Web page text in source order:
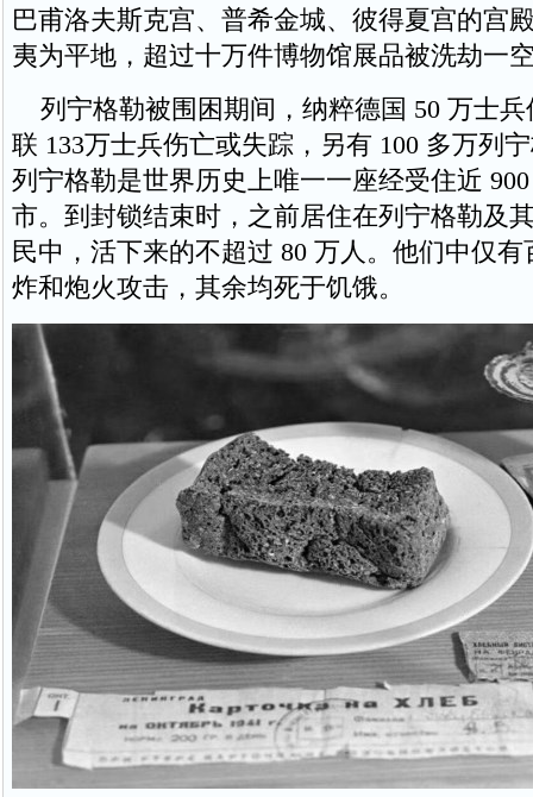
巴甫洛夫斯克宫、普希金城、彼得夏宫的宫
夷为平地，超过十万件博物馆展品被洗劫一
列宁格勒被围困期间，纳粹德国 50 万士兵
联 133万士兵伤亡或失踪，另有 100 多万列
列宁格勒是世界历史上唯一一座经受住近
市。到封锁结束时，之前居住在列宁格勒及
民中，活下来的不超过 80 万人。他们中仅
炸和炮火攻击，其余均死于饥饿。